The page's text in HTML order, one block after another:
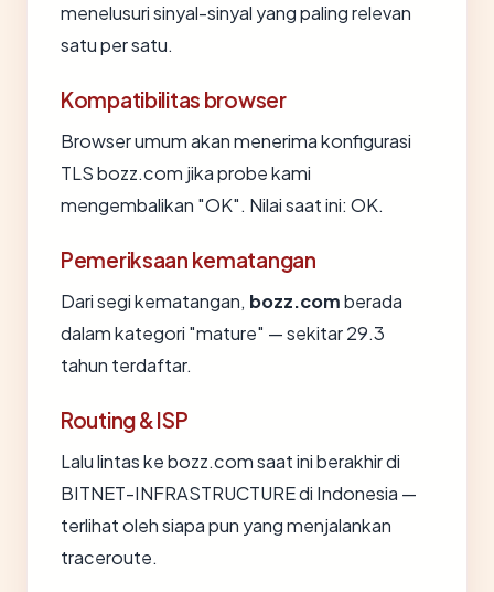
menelusuri sinyal-sinyal yang paling relevan
satu per satu.
Kompatibilitas browser
Browser umum akan menerima konfigurasi
TLS bozz.com jika probe kami
mengembalikan "OK". Nilai saat ini: OK.
Pemeriksaan kematangan
Dari segi kematangan, bozz.comberada
dalam kategori "mature" — sekitar 29.3
tahun terdaftar.
Routing & ISP
Lalu lintas ke bozz.com saat ini berakhir di
BITNET-INFRASTRUCTURE di Indonesia —
terlihat oleh siapa pun yang menjalankan
traceroute.